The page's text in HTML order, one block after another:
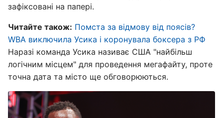
зафіксовані на папері.
Читайте також: Помста за відмову від поясів?
WBA виключила Усика і коронувала боксера з РФ
Наразі команда Усика називає США "найбільш
логічним місцем" для проведення мегафайту, проте
точна дата та місто ще обговорюються.